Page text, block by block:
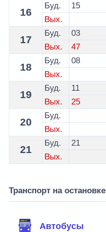
16
Буд.
15
Вых.
17
Буд.
03
Вых.
47
18
Буд.
08
Вых.
19
Буд.
11
Вых.
25
20
Буд.
Вых.
21
Буд.
21
Вых.
Транспорт на остановке
Автобусы